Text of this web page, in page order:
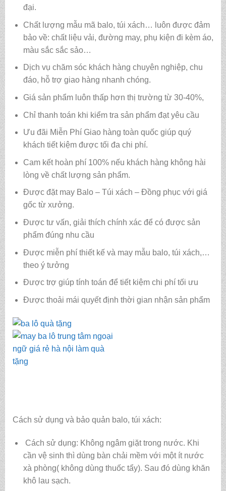
đại.
Chất lượng mẫu mã balo, túi xách…
luôn được đảm
bảo về: chất liệu vải, đường may, phụ kiện đi kèm áo,
màu sắc sắc sảo…
Dịch vụ chăm sóc khách hàng chuyên nghiệp, chu
đáo, hỗ trợ giao hàng nhanh chóng.
Giá sản phẩm luôn thấp hơn thị trường từ 30-40%,
Chỉ thanh toán khi kiểm tra sản phẩm đạt yêu cầu
Ưu đãi Miễn Phí Giao hàng toàn quốc giúp quý
khách tiết kiệm được tối đa chi phí.
Cam kết hoàn phí 100% nếu khách hàng không hài
lòng về chất lượng sản phẩm.
Được đặt may Balo – Túi xách – Đồng phục với giá
gốc từ xưởng.
Được tư vấn, giải thích chính xác để có được sản
phẩm đúng nhu cầu
Được miễn phí thiết kế và may mẫu balo, túi xách,…
theo ý tưởng
Được trợ giúp tính toán để tiết kiệm chi phí tối ưu
Được thoải mái quyết định thời gian nhận sản phẩm
Cách sử dụng và bảo quản balo, túi xách:
Cách sử dụng: Không ngâm giặt trong nước. Khi
cần vệ sinh thì dùng bàn chải mềm với một ít nước
xà phòng( không dùng thuốc tẩy). Sau đó dùng khăn
khô lau sạch.